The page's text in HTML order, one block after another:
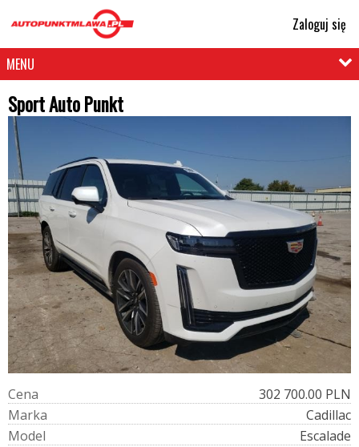
Zaloguj się
MENU
Sport Auto Punkt
Cena
302 700.00 PLN
Marka
Cadillac
Model
Escalade